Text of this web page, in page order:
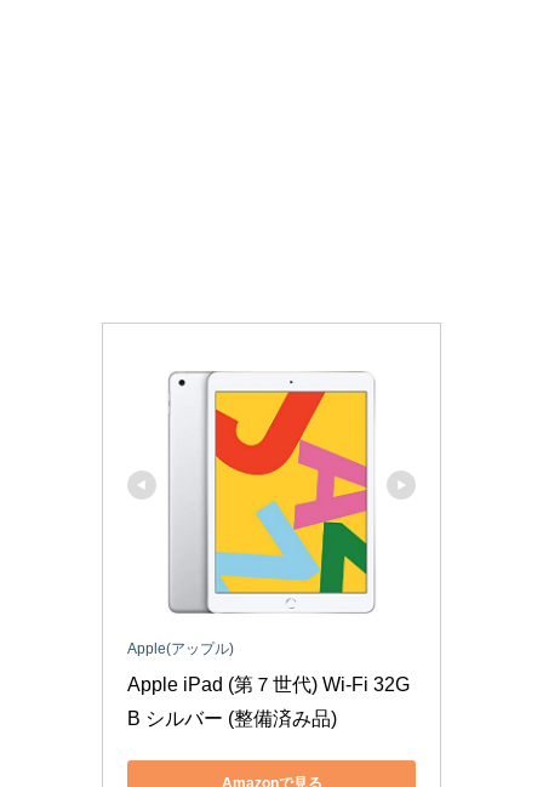
Apple(アップル)
Apple iPad (第７世代) Wi-Fi 32G
B シルバー (整備済み品)